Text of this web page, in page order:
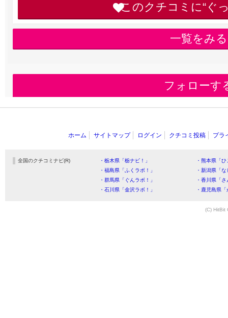
このクチコミに“ぐ
一覧をみる
フォローす
ホーム サイトマップ ログイン クチコミ投稿 プラ
全国のクチコミナビ(R) ・栃木県「栃ナビ！」
・熊本県「
・福島県「ふくラボ！」
・新潟県「
・群馬県「ぐんラボ！」
・香川県「
・石川県「金沢ラボ！」
・鹿児島県
(C) HitBit